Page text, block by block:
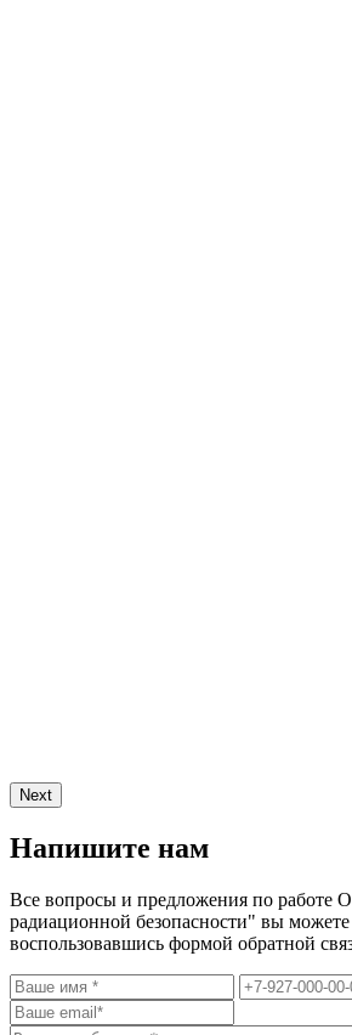
Next
Напишите нам
Все вопросы и предложения по
радиационной безопасности" вы
воспользовавшись формой обратной